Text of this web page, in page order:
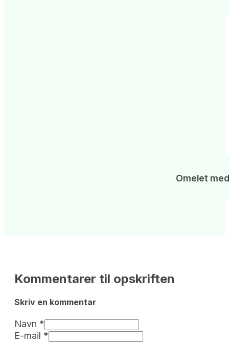
Omelet
Kommentarer til opskriften
Skriv en kommentar
Navn *
E-mail *